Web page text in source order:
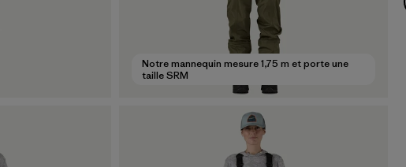
Notre mannequin mesure 1,75 m et porte une
taille SRM